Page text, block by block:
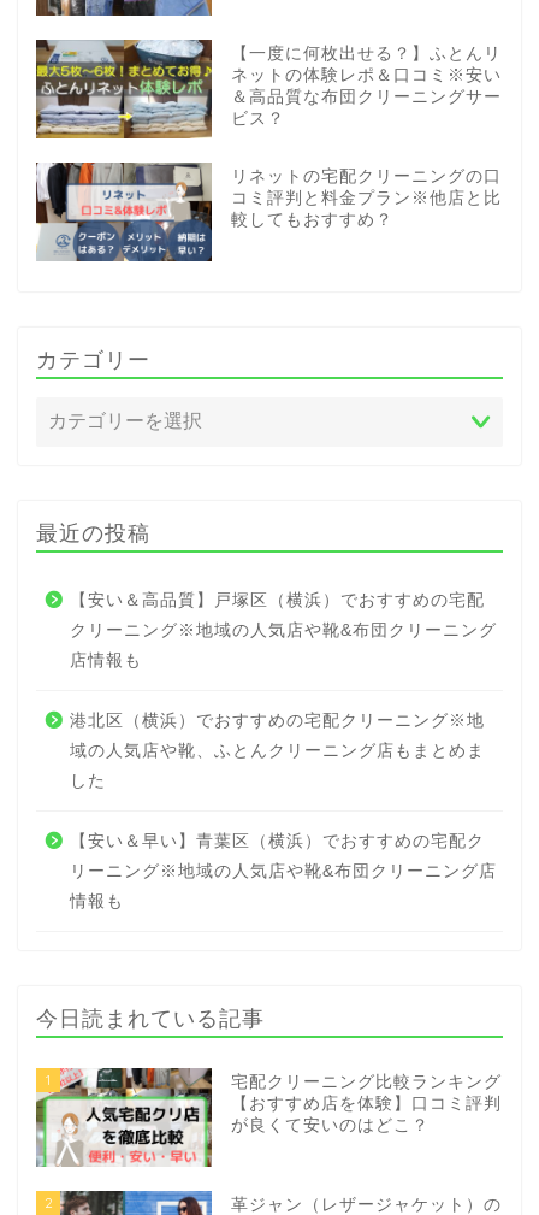
【一度に何枚出せる？】ふとんリ
ネットの体験レポ＆口コミ※安い
＆高品質な布団クリーニングサー
ビス？
リネットの宅配クリーニングの口
コミ評判と料金プラン※他店と比
較してもおすすめ？
カテゴリー
最近の投稿
【安い＆高品質】戸塚区（横浜）でおすすめの宅配
クリーニング※地域の人気店や靴&布団クリーニング
店情報も
港北区（横浜）でおすすめの宅配クリーニング※地
域の人気店や靴、ふとんクリーニング店もまとめま
した
【安い＆早い】青葉区（横浜）でおすすめの宅配ク
リーニング※地域の人気店や靴&布団クリーニング店
情報も
今日読まれている記事
1
宅配クリーニング比較ランキング
【おすすめ店を体験】口コミ評判
が良くて安いのはどこ？
2
革ジャン（レザージャケット）の